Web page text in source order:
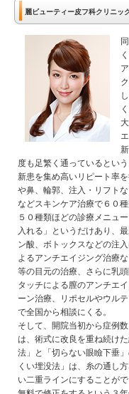
麗ビューティー皮フ科クリニッ
度も足繁く通っているとい
新患を集め高いリピート率
や鼻、輪郭、注入・リフト
などスキンケア治療で６０
５０種類ほどの診療メニュ
入れる」というだけあり、
ン酸、ボトックスなどの注
よるアンチエイジング治療
等の目元の治療、さらに乳
タッチによる膣のアンチエ
ーン治療、リポセルやウル
で全国から相談にくる。
そして、開院当初から症例
は、術式に改良を重ね続け
法」と「切らない眼瞼下垂
くい埋没法」は、糸の通し
い二重ラインにすることが